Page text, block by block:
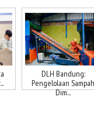
DLH Bandung:
Pengelolaan Sampah
Dim...